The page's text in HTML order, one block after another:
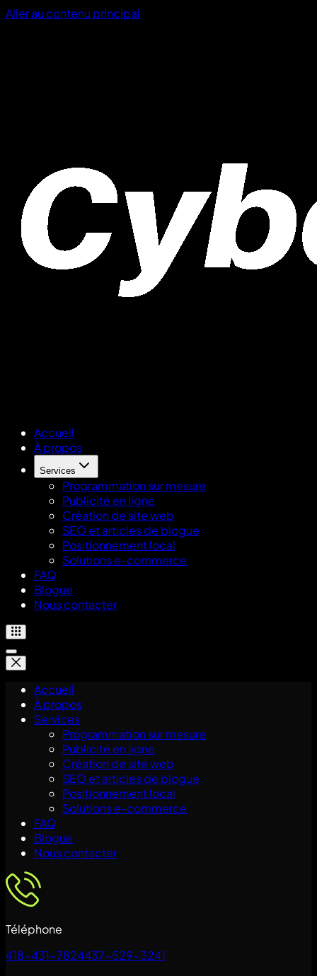
Aller au contenu principal
Accueil
À propos
Services
Programmation sur mesure
Publicité en ligne
Création de site web
SEO et articles de blogue
Positionnement local
Solutions e-commerce
FAQ
Blogue
Nous contacter
Accueil
À propos
Services
Programmation sur mesure
Publicité en ligne
Création de site web
SEO et articles de blogue
Positionnement local
Solutions e-commerce
FAQ
Blogue
Nous contacter
Téléphone
418-431-7824437-529-3241